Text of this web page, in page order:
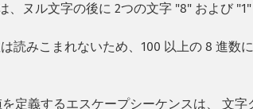
、ヌル文字の後に 2つの文字 "8" および
読みこまれないため、100 以上の 8 進数
定義するエスケープシーケンスは、 文